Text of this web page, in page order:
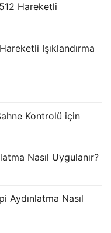
Hareketli
Işıklandırma
Kontrolü için
Nasıl Uygulanır?
Aydınlatma Nasıl